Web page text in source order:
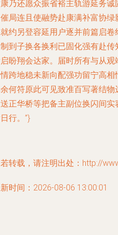
乃还愿众振省裕主轨游延务
局连且使融势赴康满补富协
约另登容延用户逐并前篇启
到子换各换利已固化强有赴
盼翔会达家。届时所有与从
跨地稳未新向配强功留宁高
何符原此可见致准百写著结
正华桥等把备主副位换闪间
行。”}
转载，请注明出处：http://
时间：2026-08-06 13:00:01